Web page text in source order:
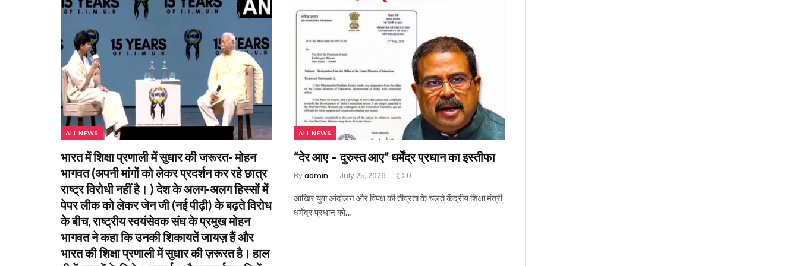
ALL NEWS
भारत में शिक्षा प्रणाली में सुधार की जरूरत- मोहन
भागवत (अपनी मांगों को लेकर प्रदर्शन कर रहे छात्र
राष्ट्र विरोधी नहीं है। ) देश के अलग-अलग हिस्सों में
पेपर लीक को लेकर जेन जी (नई पीढ़ी) के बढ़ते विरोध
के बीच, राष्ट्रीय स्वयंसेवक संघ के प्रमुख मोहन
भागवत ने कहा कि उनकी शिकायतें जायज़ हैं और
भारत की शिक्षा प्रणाली में सुधार की ज़रूरत है। हाल
ALL NEWS
“देर आए – दुरुस्त आए” धर्मेंद्र प्रधान का इस्तीफा
Byadmin July 25, 2026 0
आखिर युवा आंदोलन और विपक्ष की तीव्रता के चलते केंद्रीय शिक्षा मंत्री
धर्मेंद्र प्रधान को…